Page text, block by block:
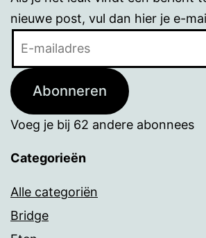
nieuwe post, vul dan hier je e-
Abonneren
Voeg je bij 62 andere abonnees
Categorieën
Alle categoriën
Bridge